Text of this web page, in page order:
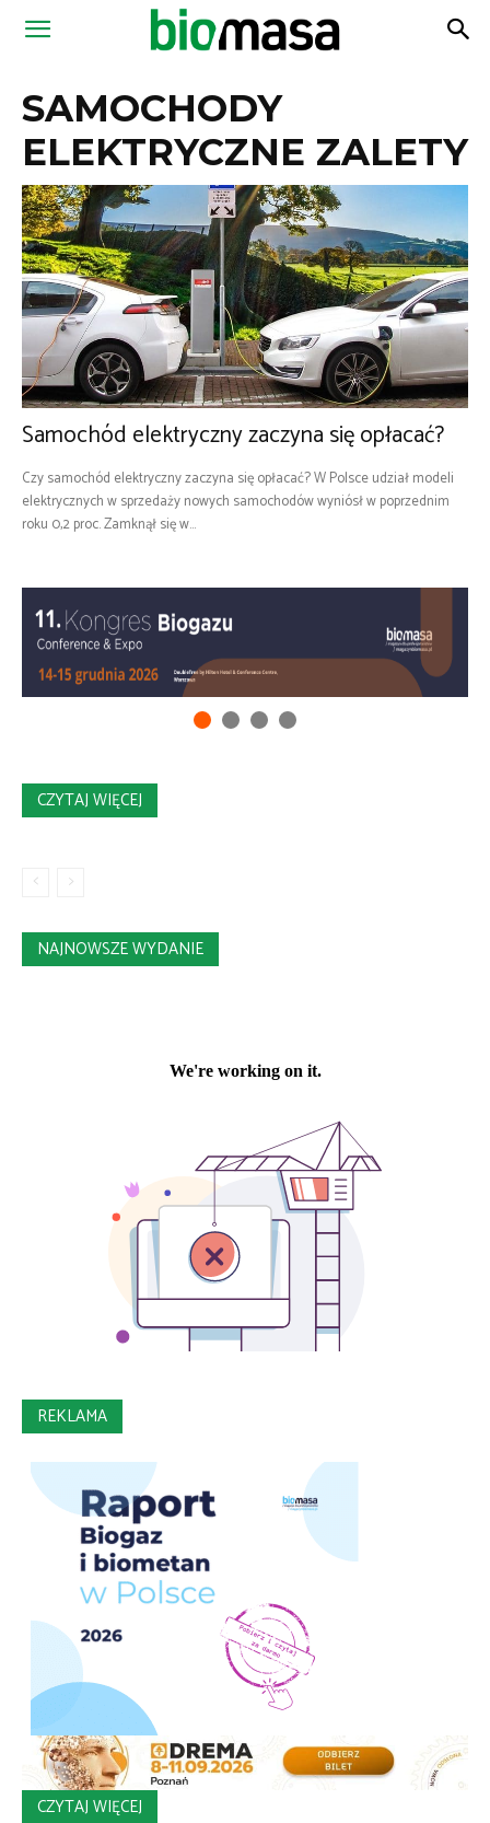
Magazyn
SAMOCHODY
ELEKTRYCZNE ZALETY
Samochód elektryczny zaczyna się opłacać?
Czy samochód elektryczny zaczyna się opłacać? W Polsce udział modeli
elektrycznych w sprzedaży nowych samochodów wyniósł w poprzednim
roku 0,2 proc. Zamknął się w...
CZYTAJ WIĘCEJ
NAJNOWSZE WYDANIE
REKLAMA
CZYTAJ WIĘCEJ